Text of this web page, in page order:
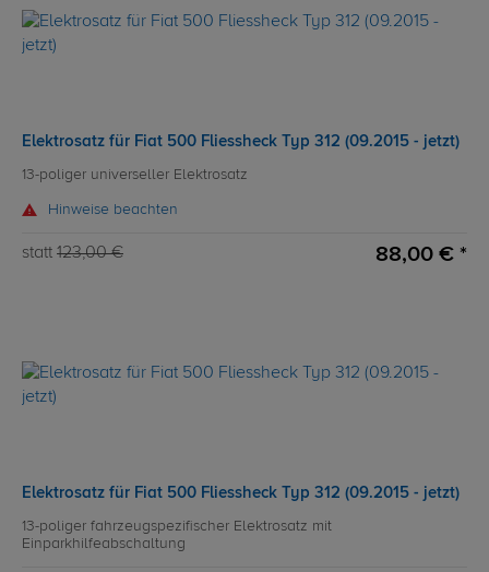
Elektrosatz für Fiat 500 Fliessheck Typ 312 (09.2015 - jetzt)
13-poliger universeller Elektrosatz
Hinweise beachten
statt 123,00 € 88,00 € *
Elektrosatz für Fiat 500 Fliessheck Typ 312 (09.2015 - jetzt)
13-poliger fahrzeugspezifischer Elektrosatz mit
Einparkhilfeabschaltung